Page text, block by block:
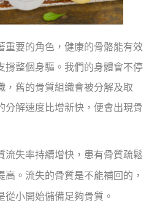
重要的角色，健康的骨骼能有效
撐整個身驅。我們的身體會不停
，舊的骨質組織會被分解及取
分解速度比增新快，便會出現骨
流失率持續增快，患有骨質疏鬆
高。流失的骨質是不能補回的，
從小開始儲備足夠骨質。